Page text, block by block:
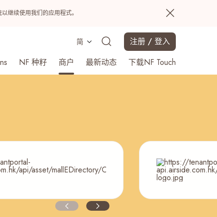
继续使用我们的应用程式。
简
注册 / 登入
NF 种籽 商户 最新动态 下载NF Touch